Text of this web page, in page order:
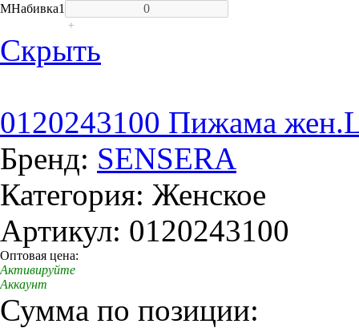
MНабивка1
+
Скрыть
0120243100 Пижама
Бренд: SENSERA
Категория: Женское
Артикул: 0120243100
Оптовая цена:
Активируйте
Аккаунт
Сумма по позиции: